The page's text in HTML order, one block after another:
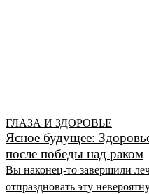
ГЛАЗА И ЗДОРОВЬЕ
Ясное будущее:
после победы над раком
Вы наконец-то завершили
отпраздновать эту